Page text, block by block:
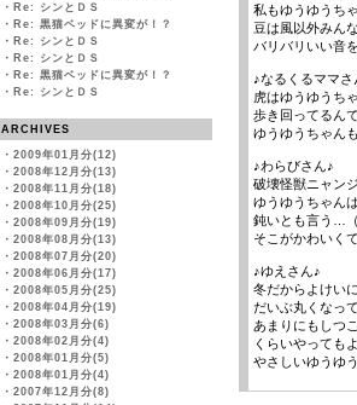
・ Re: シンとＤＳ
・ Re: 黒猫ベッドに異変が！？
・ Re: シンとＤＳ
・ Re: シンとＤＳ
・ Re: 黒猫ベッドに異変が！？
・ Re: シンとＤＳ
ARCHIVES
・ 2009年01月分(12)
・ 2008年12月分(13)
・ 2008年11月分(18)
・ 2008年10月分(25)
・ 2008年09月分(19)
・ 2008年08月分(13)
・ 2008年07月分(20)
・ 2008年06月分(17)
・ 2008年05月分(25)
・ 2008年04月分(19)
・ 2008年03月分(6)
・ 2008年02月分(4)
・ 2008年01月分(5)
・ 2008年01月分(4)
・ 2007年12月分(8)
私もゆうゆうち
豆は風以外みん
バリバリいい音
♪なるくるママさ
虎はゆうゆうち
歩き回ってるん
ゆうゆうちゃん
♪わらびさん♪
破壊怪獣ニャン
ゆうゆうちゃん
鈍いとも言う…
そこがかわいく
♪ゆえさん♪
冬だからよけい
だいぶ丸くなっ
あまりにもしつ
くらいやっても
やさしいゆうゆ